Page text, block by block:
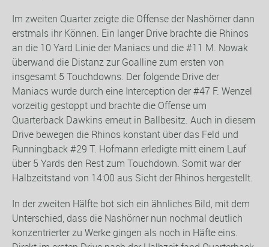
Im zweiten Quarter zeigte die Offense der Nashörner dann
erstmals ihr Können. Ein langer Drive brachte die Rhinos
an die 10 Yard Linie der Maniacs und die #11 M. Nowak
überwand die Distanz zur Goalline zum ersten von
insgesamt 5 Touchdowns. Der folgende Drive der
Maniacs wurde durch eine Interception der #47 F. Wenzel
vorzeitig gestoppt und brachte die Offense um
Quarterback Dawkins erneut in Ballbesitz. Auch in diesem
Drive bewegen die Rhinos konstant über das Feld und
Runningback #29 T. Hofmann erledigte mitt einem Lauf
über 5 Yards den Rest zum Touchdown. Somit war der
Halbzeitstand von 14:00 aus Sicht der Rhinos hergestellt.
In der zweiten Hälfte bot sich ein ähnliches Bild, mit dem
Unterschied, dass die Nashörner nun nochmal deutlich
konzentrierter zu Werke gingen als noch in Häfte eins.